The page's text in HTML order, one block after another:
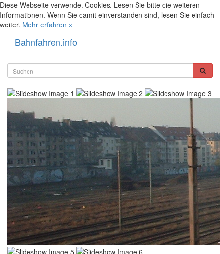
Diese Webseite verwendet Cookies. Lesen Sie bitte die weiteren
Informationen. Wenn Sie damit einverstanden sind, lesen Sie einfach
weiter. Mehr erfahren x
Bahnfahren.info